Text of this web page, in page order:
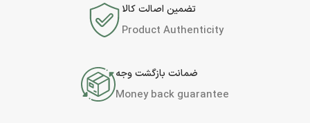
تضمین اصالت کالا
Product Authenticity
ضمانت بازگشت وجه
Money back guarantee